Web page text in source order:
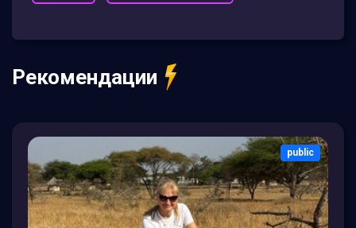
Рекомендации
public